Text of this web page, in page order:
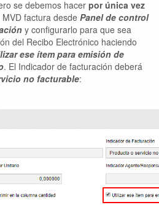
se debemos hacer por única vez
factura desde Panel de control
y configurarlo para que sea
del Recibo Electrónico haciendo
ese ítem para emisión de
. El Indicador de facturación deberá
no facturable: